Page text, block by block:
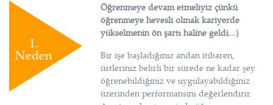
1.
Neden
Öğrenmeye devam etmeliyiz çünkü
öğrenmeye hevesli olmak kariyerde
yükselmenin ön şartı haline geldi...)
Bir işe başladığınız andan itibaren,
üstleriniz belirli bir sürede ne kadar şey
öğrenebildiğiniz ve uygulayabildiğiniz
üzerinden performansını değerlendirir.